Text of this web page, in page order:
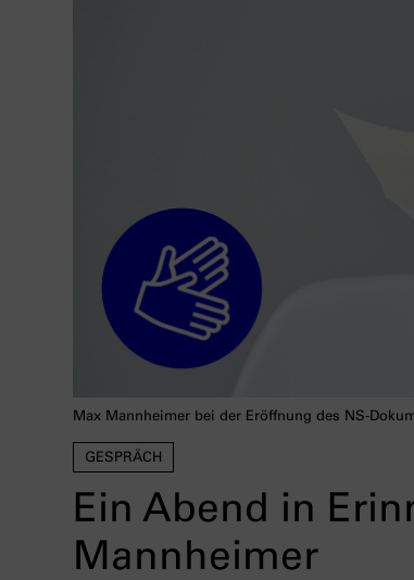
GESPRÄCH
Ein Abend in
Mannheimer
Max Mannheimer bei der Eröffnung des NS-